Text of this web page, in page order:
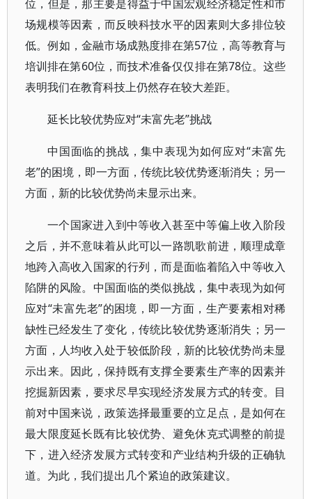
位，但是，那主要是得益于中国宏观经济稳定性和市
场规模等因素，而反映科技水平的因素则大多排位较
低。例如，金融市场成熟度排在第57位，高等教育与
培训排在第60位，而技术准备仅仅排在第78位。这些
表明我们在教育科技上仍然存在较大差距。
延长比较优势应对“未富先老”挑战
中国面临的挑战，集中表现为如何应对“未富先
老”的困境，即一方面，传统比较优势逐渐消失；另一
方面，新的比较优势尚未显示出来。
一个国家进入到中等收入甚至中等偏上收入阶段
之后，并不意味着从此可以一路凯歌前进，顺理成章
地跨入高收入国家的行列，而是面临着陷入中等收入
陷阱的风险。中国面临的类似挑战，集中表现为如何
应对“未富先老”的困境，即一方面，生产要素相对稀
缺性已经发生了变化，传统比较优势逐渐消失；另一
方面，人均收入处于较低阶段，新的比较优势尚未显
示出来。因此，保持既有支撑全要素生产率的因素并
挖掘新因素，要求尽早实现经济发展方式的转变。目
前对中国来说，政策选择最重要的立足点，是如何在
最大限度延长既有比较优势、避免休克式调整的前提
下，进入经济发展方式转变和产业结构升级的正确轨
道。为此，我们提出几个紧迫的政策建议。